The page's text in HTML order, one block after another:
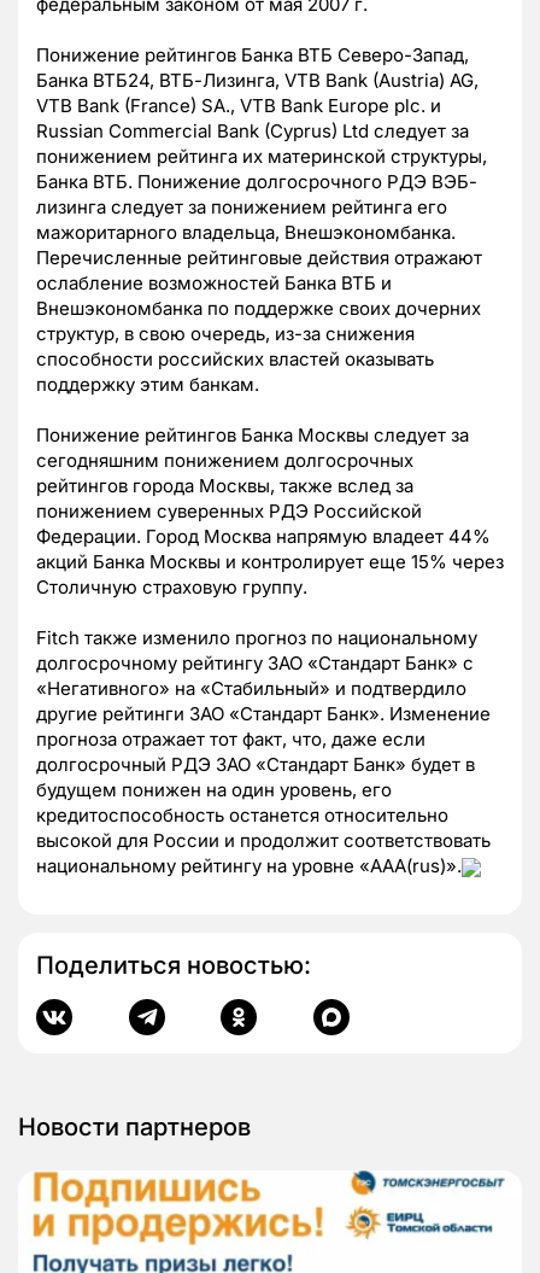
федеральным законом от мая 2007 г.
Понижение рейтингов Банка ВТБ Северо-Запад,
Банка ВТБ24, ВТБ-Лизинга, VTB Bank (Austria) AG,
VTB Bank (France) SA., VTB Bank Europe plc. и
Russian Commercial Bank (Cyprus) Ltd следует за
понижением рейтинга их материнской структуры,
Банка ВТБ. Понижение долгосрочного РДЭ ВЭБ-
лизинга следует за понижением рейтинга его
мажоритарного владельца, Внешэкономбанка.
Перечисленные рейтинговые действия отражают
ослабление возможностей Банка ВТБ и
Внешэкономбанка по поддержке своих дочерних
структур, в свою очередь, из-за снижения
способности российских властей оказывать
поддержку этим банкам.
Понижение рейтингов Банка Москвы следует за
сегодняшним понижением долгосрочных
рейтингов города Москвы, также вслед за
понижением суверенных РДЭ Российской
Федерации. Город Москва напрямую владеет 44%
акций Банка Москвы и контролирует еще 15% через
Столичную страховую группу.
Fitch также изменило прогноз по национальному
долгосрочному рейтингу ЗАО «Стандарт Банк» с
«Негативного» на «Стабильный» и подтвердило
другие рейтинги ЗАО «Стандарт Банк». Изменение
прогноза отражает тот факт, что, даже если
долгосрочный РДЭ ЗАО «Стандарт Банк» будет в
будущем понижен на один уровень, его
кредитоспособность останется относительно
высокой для России и продолжит соответствовать
национальному рейтингу на уровне «ААА(rus)».
Поделиться новостью:
Новости партнеров